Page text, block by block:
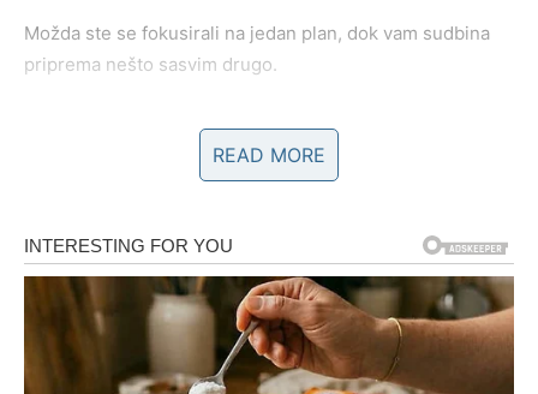
Možda ste se fokusirali na jedan plan, dok vam sudbina
priprema nešto sasvim drugo.
Jedan razgovor, jedan susret ili jedna odluka mogli bi
pokrenuti lanac događaja koji će značajno popraviti vašu
Zvijezde poručuju da budete otvoreni za nove ideje i
prilike.
Nemojte odbijati ono što na prvi pogled djeluje neobično.
READ MORE